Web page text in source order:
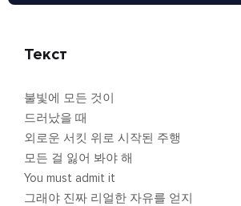
Текст
불빛에 모든 것이
드러났을 때
외로운 서킷 위로 시작된 주행
모든 걸 잃어 봐야 해
You must admit it
그래야 진짜 리얼한 자유를 얻지